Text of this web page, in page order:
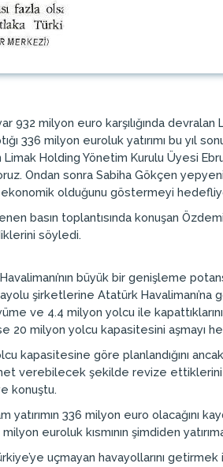
932 milyon euro karşılığında
336 milyon euroluk yatırımı bu yıl
Holding Yönetim Kurulu Üyesi Ebru
Ondan sonra Sabiha Gökçen
ekonomik olduğunu göstermeyi
basın toplantısında konuşan
söyledi.
büyük bir genişleme
şirketlerine Atatürk
ve 4.4 milyon yolcu ile
20 milyon yolcu kapasitesini aşmayı
kapasitesine göre planlandığını
verebilecek şekilde revize ettiklerini
konuştu.
yatırımın 336 milyon euro olacağını
euroluk kısmının şimdiden
uçmayan havayollarını